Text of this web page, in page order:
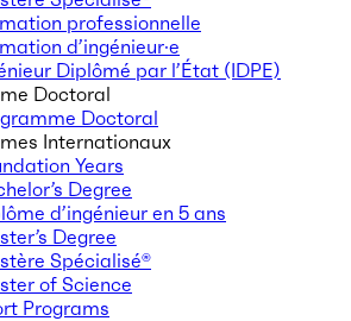
professionnelle
d’ingénieur·e
Diplômé par l’État (IDPE)
Doctoral
Doctoral
Internationaux
Years
Degree
d’ingénieur en 5 ans
Degree
Spécialisé®
of Science
Programs